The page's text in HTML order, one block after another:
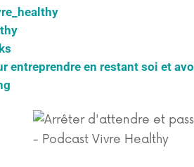
entreprendre en restant soi et